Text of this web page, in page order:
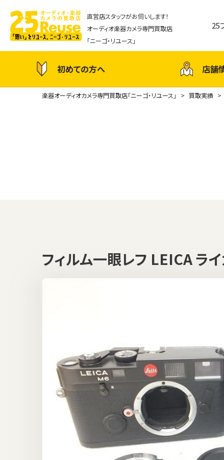
直営店スタッフがお伺いします！
オーディオ楽器カメラ専門買取店
「ニーゴ・リユース」
25
初めての方へ 店舗
楽器オーディオカメラ専門買取店「ニーゴ・リユース」 買取実績
フィルム一眼レフ LEICA ラ